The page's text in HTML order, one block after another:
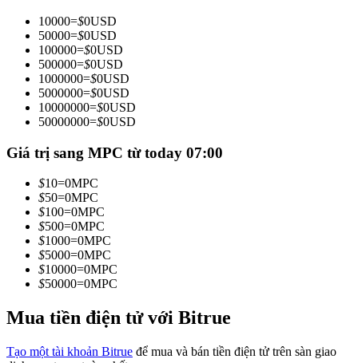
Trở thành Nhà giao dịch Sao chép
Tận hưởng chia sẻ lợi nhuận và hoa hồng giao dịch sao chép
Thông tin
Phân tích dữ liệu lớn bao gồm thông tin giao dịch, v.v.
10000=$0USD
50000=$0USD
100000=$0USD
500000=$0USD
1000000=$0USD
5000000=$0USD
10000000=$0USD
50000000=$0USD
Giá trị sang MPC từ today 07:00
$10=0MPC
$50=0MPC
$100=0MPC
$500=0MPC
$1000=0MPC
$5000=0MPC
$10000=0MPC
$50000=0MPC
Mua tiền điện tử với Bitrue
Tạo một tài khoản Bitrue để mua và bán tiền điện tử trên sàn giao